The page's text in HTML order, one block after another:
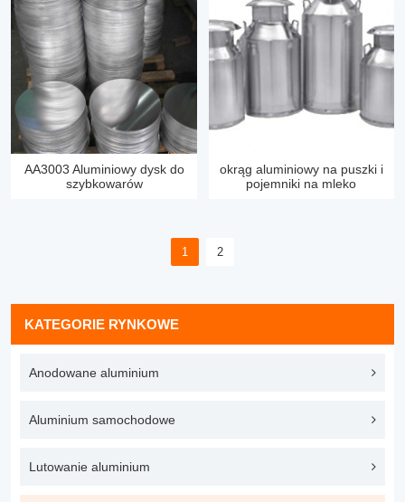
AA3003 Aluminiowy dysk do
szybkowarów
okrąg aluminiowy na puszki i
pojemniki na mleko
1 2
KATEGORIE RYNKOWE
Anodowane aluminium
Aluminium samochodowe
Lutowanie aluminium